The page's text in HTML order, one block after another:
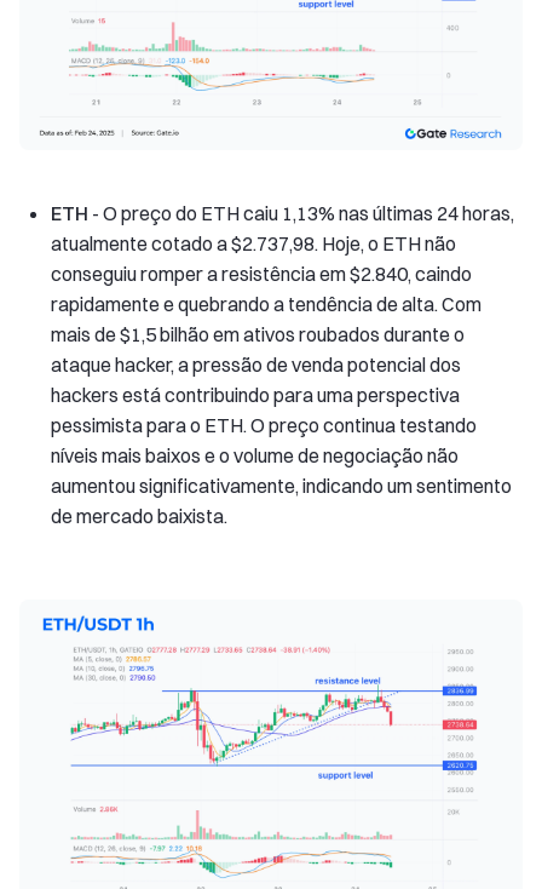
ETH - O preço do ETH caiu 1,13% nas últimas 24 horas,
atualmente cotado a $2.737,98. Hoje, o ETH não
conseguiu romper a resistência em $2.840, caindo
rapidamente e quebrando a tendência de alta. Com
mais de $1,5 bilhão em ativos roubados durante o
ataque hacker, a pressão de venda potencial dos
hackers está contribuindo para uma perspectiva
pessimista para o ETH. O preço continua testando
níveis mais baixos e o volume de negociação não
aumentou significativamente, indicando um sentimento
de mercado baixista.